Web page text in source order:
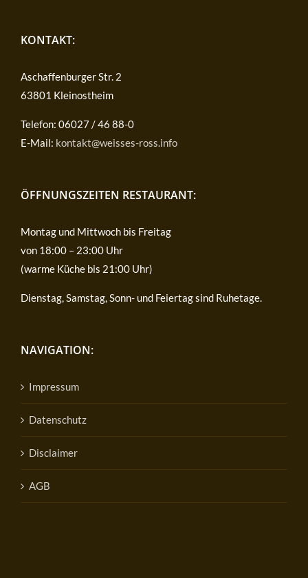
KONTAKT:
Aschaffenburger Str. 2
63801 Kleinostheim
Telefon: 06027 / 46 88-0
E-Mail: kontakt@weisses-ross.info
ÖFFNUNGSZEITEN RESTAURANT:
Montag und Mittwoch bis Freitag
von 18:00 – 23:00 Uhr
(warme Küche bis 21:00 Uhr)
Dienstag, Samstag, Sonn- und Feiertag sind Ruhetage.
NAVIGATION:
Impressum
Datenschutz
Disclaimer
AGB